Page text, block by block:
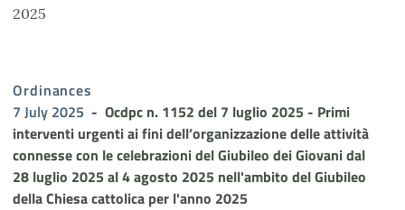
2025
Ordinances
7 July 2025
Ocdpc n. 1152 del 7 luglio 2025 - Primi
interventi urgenti ai fini dell’organizzazione delle attività
connesse con le celebrazioni del Giubileo dei Giovani dal
28 luglio 2025 al 4 agosto 2025 nell'ambito del Giubileo
della Chiesa cattolica per l'anno 2025